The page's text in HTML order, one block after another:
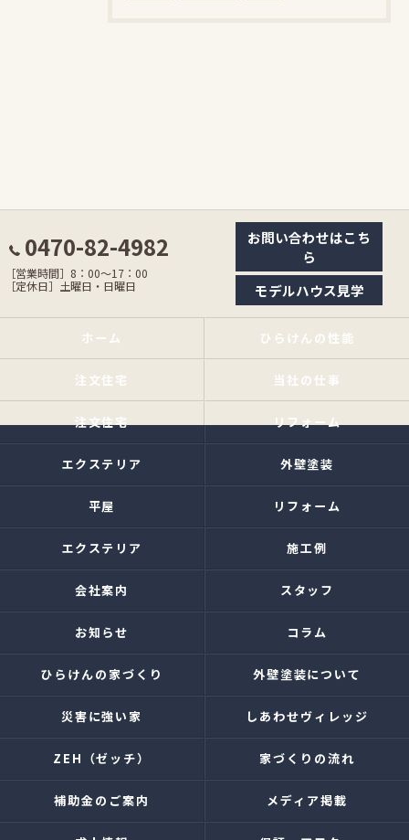
0470-82-4982
［営業時間］8：00〜17：00
［定休日］土曜日・日曜日
お問い合わせはこち
ら
モデルハウス見学
ホーム ひらけんの性能
注文住宅 当社の仕事
注文住宅 リフォーム
エクステリア 外壁塗装
平屋 リフォーム
エクステリア 施工例
会社案内 スタッフ
お知らせ コラム
ひらけんの家づくり 外壁塗装について
災害に強い家 しあわせヴィレッジ
ZEH（ゼッチ） 家づくりの流れ
補助金のご案内 メディア掲載